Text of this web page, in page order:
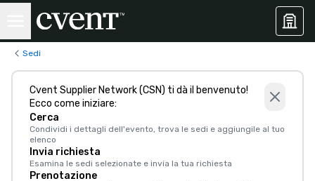
Sedi
Cvent Supplier Network (CSN) ti dà il benvenuto!
Ecco come iniziare:
Cerca
Condividi i dettagli dell'evento, trova le sedi e aggiungile al tuo
elenco
Invia richiesta
Esamina le sedi selezionate e invia la tua richiesta
Prenotazione